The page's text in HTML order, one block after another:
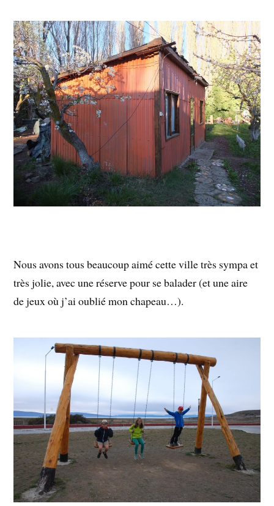
Nous avons tous beaucoup aimé cette ville très sympa et
très jolie, avec une réserve pour se balader (et une aire
de jeux où j’ai oublié mon chapeau…).